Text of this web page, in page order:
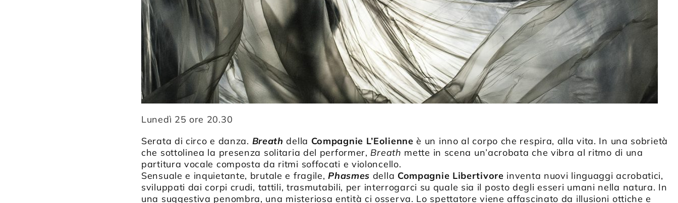
Lunedì 25 ore 20.30
Serata di circo e danza. Breath della Compagnie L’Eolienne è un inno al corpo che respira, alla vita. In una sobrietà
che sottolinea la presenza solitaria del performer, Breath mette in scena un’acrobata che vibra al ritmo di una
partitura vocale composta da ritmi soffocati e violoncello.
Sensuale e inquietante, brutale e fragile,Phasmes della Compagnie Libertivore inventa nuovi linguaggi acrobatici,
sviluppati dai corpi crudi, tattili, trasmutabili, per interrogarci su quale sia il posto degli esseri umani nella natura. In
una suggestiva penombra, una misteriosa entità ci osserva. Lo spettatore viene affascinato da illusioni ottiche e